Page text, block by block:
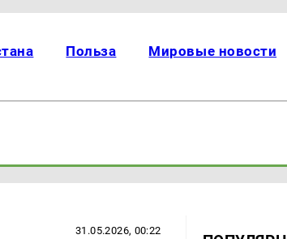
Польза Мировые новости
31.05.2026, 00:22